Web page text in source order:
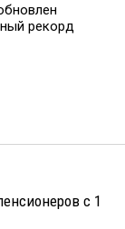
рекорд
с 1